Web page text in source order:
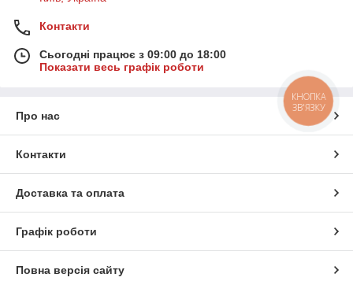
Контакти
Сьогодні працює з 09:00 до 18:00
Показати весь графік роботи
Про нас
Контакти
Доставка та оплата
Графік роботи
Повна версія сайту
КНОПКА
ЗВ'ЯЗКУ